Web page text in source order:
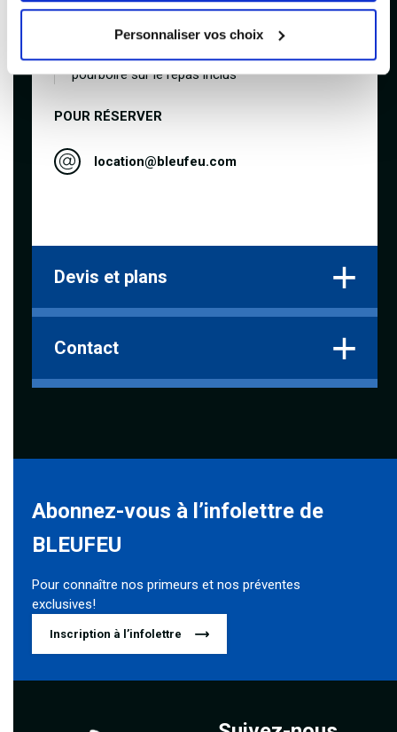
Personnaliser vos choix
Repas quatre services du Quarante 7
165$ : Vestiaire, taxes, frais de service et
pourboire sur le repas inclus
POUR RÉSERVER
location@bleufeu.com
Devis et plans
Contact
Abonnez-vous à l’infolettre de
BLEUFEU
Pour connaître nos primeurs et nos préventes
exclusives!
Inscription à l’infolettre